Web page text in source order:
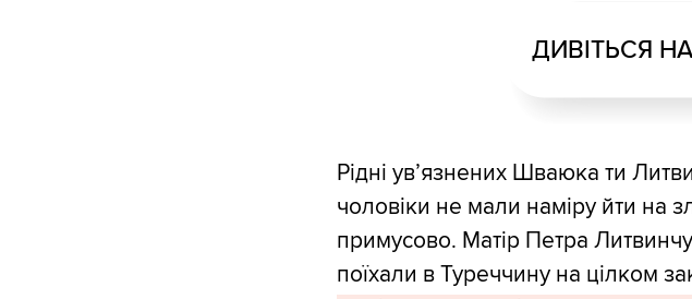
ДИВІТЬСЯ
Рідні ув’язнених Шваюка ти
чоловіки не мали наміру йти на
примусово. Матір Петра
поїхали в Туреччину на цілком